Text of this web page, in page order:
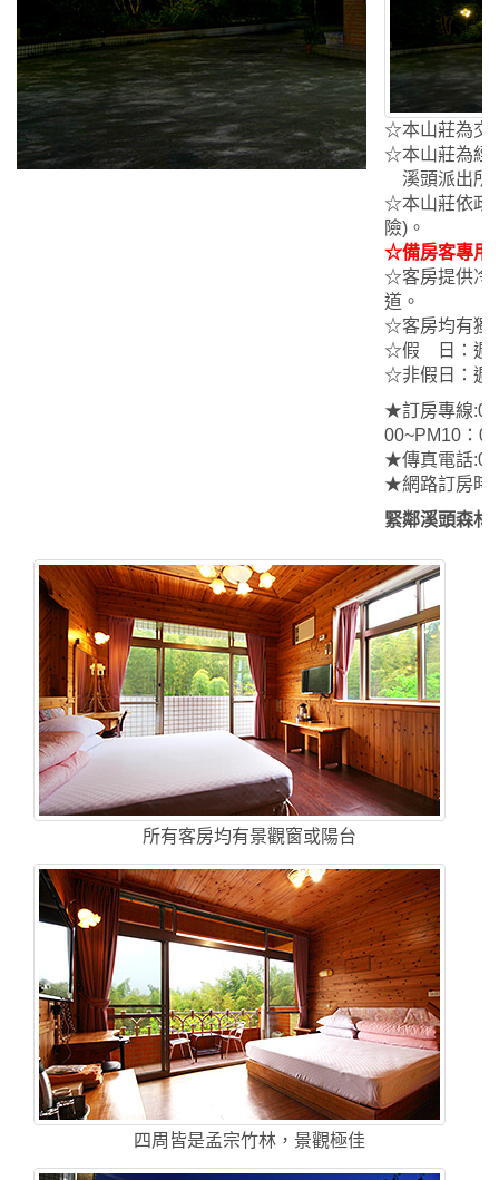
☆本山莊為交
☆本山莊為經
溪頭派出所
☆本山莊依政
險)。
☆備房客專用
☆客房提供冷
道。
☆客房均有獨
☆假 日：週
☆非假日：週
★訂房專線
00~PM10：
★傳真電話
★網路訂房時
緊鄰溪頭森林
所有客房均有景觀窗或陽台
四周皆是孟宗竹林，景觀極佳